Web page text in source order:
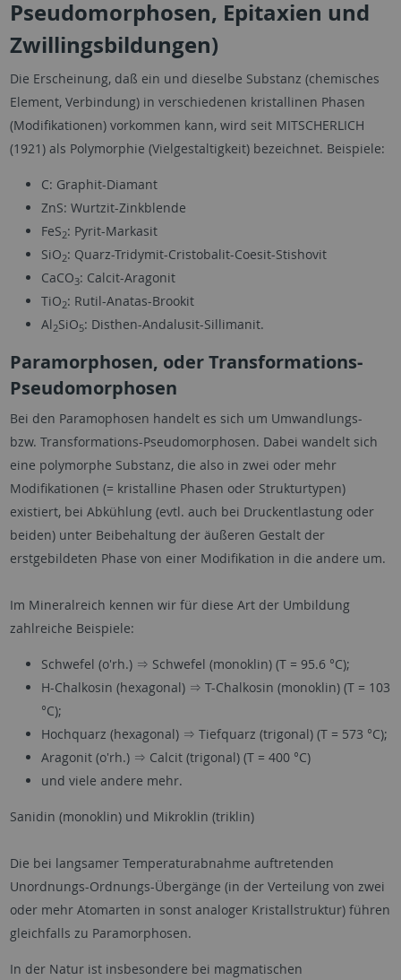
Pseudomorphosen, Epitaxien und
Zwillingsbildungen)
Die Erscheinung, daß ein und dieselbe Substanz (chemisches
Element, Verbindung) in verschiedenen kristallinen Phasen
(Modifikationen) vorkommen kann, wird seit MITSCHERLICH
(1921) als Polymorphie (Vielgestaltigkeit) bezeichnet. Beispiele:
C: Graphit-Diamant
ZnS: Wurtzit-Zinkblende
FeS2: Pyrit-Markasit
SiO2: Quarz-Tridymit-Cristobalit-Coesit-Stishovit
CaCO3: Calcit-Aragonit
TiO2: Rutil-Anatas-Brookit
Al2SiO5: Disthen-Andalusit-Sillimanit.
Paramorphosen, oder Transformations-
Pseudomorphosen
Bei den Paramophosen handelt es sich um Umwandlungs-
bzw. Transformations-Pseudomorphosen. Dabei wandelt sich
eine polymorphe Substanz, die also in zwei oder mehr
Modifikationen (= kristalline Phasen oder Strukturtypen)
existiert, bei Abkühlung (evtl. auch bei Druckentlastung oder
beiden) unter Beibehaltung der äußeren Gestalt der
erstgebildeten Phase von einer Modifikation in die andere um.
Im Mineralreich kennen wir für diese Art der Umbildung
zahlreiche Beispiele:
Schwefel (o'rh.) ⇒ Schwefel (monoklin) (T = 95.6 °C);
H-Chalkosin (hexagonal) ⇒ T-Chalkosin (monoklin) (T = 103
°C);
Hochquarz (hexagonal) ⇒ Tiefquarz (trigonal) (T = 573 °C);
Aragonit (o'rh.) ⇒ Calcit (trigonal) (T = 400 °C)
und viele andere mehr.
Sanidin (monoklin) und Mikroklin (triklin)
Die bei langsamer Temperaturabnahme auftretenden
Unordnungs-Ordnungs-Übergänge (in der Verteilung von zwei
oder mehr Atomarten in sonst analoger Kristallstruktur) führen
gleichfalls zu Paramorphosen.
In der Natur ist insbesondere bei magmatischen